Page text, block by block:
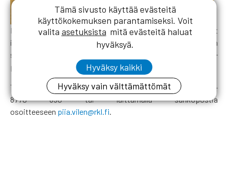
RKL:n ja SBIF:n julkaisema Rakentajain Kalenteri 2019 on nyt
ilmestynyt ensimmäistä kertaa kaksikielisenä. Kalenteria on
saatavissa meiltä RKL:n toimistolta 45 euron hintaan (+
postituskulut).
Tilaukset voit tehdä joko soittamalla meille numeroon 09-
8770 650 tai laittamalla sähköpostia
osoitteeseen piia.vilen@rkl.fi.
Tämä sivusto käyttää evästeitä
käyttökokemuksen parantamiseksi. Voit
valita asetuksista mitä evästeitä haluat
hyväksyä.
Hyväksy kaikki
Hyväksy vain välttämättömät